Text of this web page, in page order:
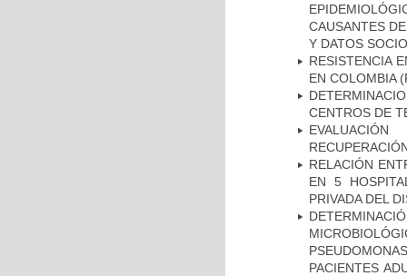
CAUSANTES
Y DATOS
RESISTENCIA
EN COLOMBIA
CENTROS DE
RELACIÓN
EN 5
PRIVADA DEL
PACIENTES